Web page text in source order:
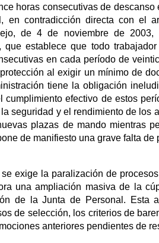
horas consecutivas de
en contradicción directa con el
de 4 de noviembre de
que establece que todo
en cada período de
al exigir un mínimo de
tiene la obligación
cumplimiento efectivo de estos
seguridad y el rendimiento de los
plazas de mando mientras
de manifiesto una grave falta
exige la paralización de
una ampliación masiva de la
de la Junta de Personal. Esta
de selección, los criterios de
anteriores pendientes de